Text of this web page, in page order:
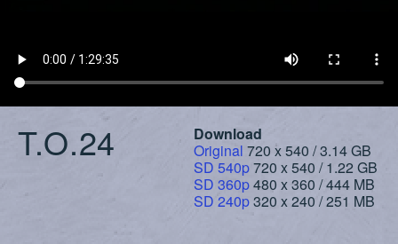
T.O.24
Download
Original 720 x 540 / 3.14 GB
SD 540p720 x 540 / 1.22 GB
SD 360p480 x 360 / 444 MB
SD 240p320 x 240 / 251 MB